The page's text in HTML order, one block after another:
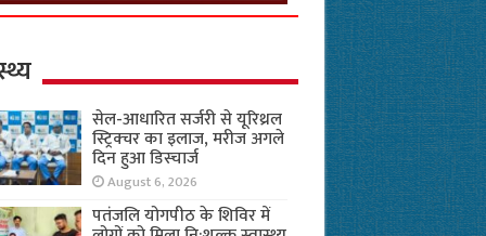
सेल-आधारित सर्जरी से यूरिथ्रल
स्ट्रिक्चर का इलाज, मरीज अगले
दिन हुआ डिस्चार्ज
August 6, 2026
पतंजलि योगपीठ के शिविर में